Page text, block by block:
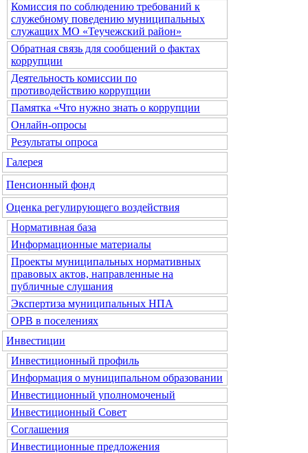
Комиссия по соблюдению требований к
служебному поведению муниципальных
служащих МО «Теучежский район»
Обратная связь для сообщений о фактах
коррупции
Деятельность комиссии по
противодействию коррупции
Памятка «Что нужно знать о коррупции
Онлайн-опросы
Результаты опроса
Галерея
Пенсионный фонд
Оценка регулирующего воздействия
Нормативная база
Информационные материалы
Проекты муниципальных нормативных
правовых актов, направленные на
публичные слушания
Экспертиза муниципальных НПА
ОРВ в поселениях
Инвестиции
Инвестиционный профиль
Информация о муниципальном образовании
Инвестиционный уполномоченый
Инвестиционный Совет
Соглашения
Инвестиционные предложения